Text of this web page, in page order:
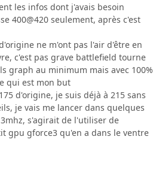
les infos dont j'avais besoin
400@420 seulement, après c'est
ne m'ont pas l'air d'être en
c'est pas grave battlefield tourne
graph au minimum mais avec 100%
qui est mon but
d'origine, je suis déjà à 215 sans
je vais me lancer dans quelques
s'agirait de l'utiliser de
gpu gforce3 qu'en a dans le ventre